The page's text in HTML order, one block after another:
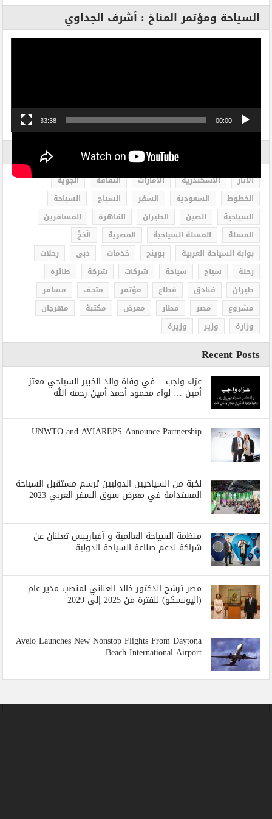
السياحة ومؤتمر المناخ : أشرف الجداوي
00:00
33:38
الاثار الاسكندرية الامارات الثقافة
الجوية
الخطوط
السعودية السفر السياح
السياحة
السياحية
الصين الطيران القاهرة
المسافرين
المسلة
المسلة السياحية المصرية
الْحَجُّ
بوابة السياحة العربية
بوينج خدمات دبى
رحلات
رحلة
سياح سياحة شركات شركة
طائرة
طيران
فنادق قطاع مؤتمر متحف
مسافر
مشروع
مصر مطار معرض مكتبة
مهرجان
وزارة
وزير وزيرة
Recent Posts
عزاء واجب .. في وفاة والد الخبير السياحي معتز
أمين … لواء محمود أحمد أمين رحمه الله
UNWTO and AVIAREPS Announce Partnership
نخبة من السياحيين الدوليين ترسم مستقبل السياحة
المستدامة في معرض سوق السفر العربي 2023
منظمة السياحة العالمية و آفياريبس تعلنان عن
شراكة لدعم صناعة السياحة الدولية
مصر ترشح الدكتور خالد العناني لمنصب مدير عام
(اليونسكو) للفترة من 2025 إلى 2029
Avelo Launches New Nonstop Flights From Daytona
Beach International Airport